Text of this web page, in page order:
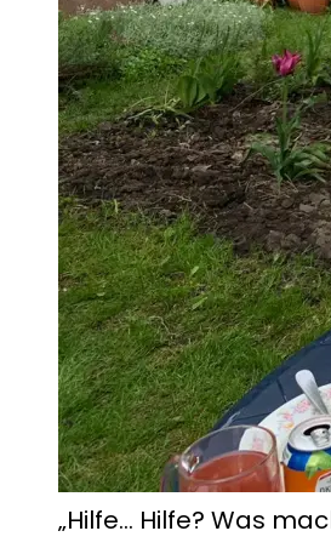
„Hilfe… Hilfe? Was